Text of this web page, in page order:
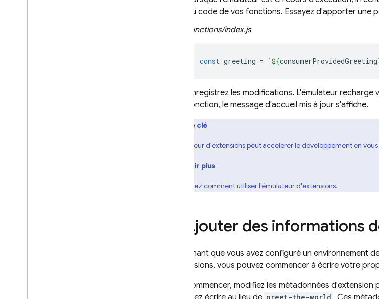
au code de vos fonctions. Essayez d'apporter une
functions/index.js
const greeting = `${consumerProvidedGreeting
Enregistrez les modifications. L'émulateur
fonction, le message d'accueil mis à jour s'affiche.
Idée clé
L'émulateur d'extensions peut accélérer le développement en
En savoir plus
Découvrez commentutiliser l'émulateur d'extensions.
Ajouter des informations
Maintenant que vous avez configuré un environnement
d'extensions, vous pouvez commencer à écrire votre
Pour commencer, modifiez les métadonnées